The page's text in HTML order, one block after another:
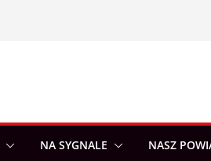
NA SYGNALE NASZ